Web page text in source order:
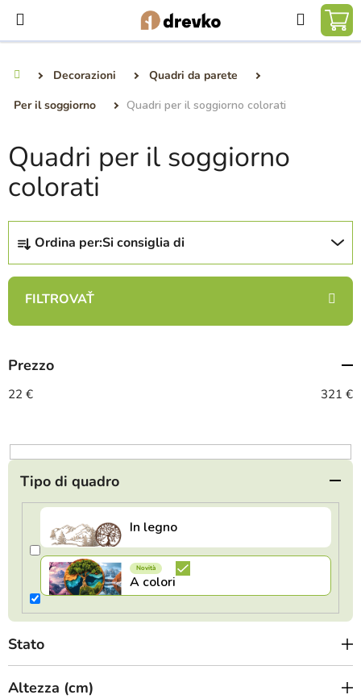
contenuto
Ricerca
Decorazioni
Quadri da parete
Per il soggiorno
Quadri per il soggiorno colorati
Quadri per il soggiorno
colorati
O
d
n
m
e
n
o
d
t
t
i
Ordina per:Si consiglia di
Prezzo
22 € 321 €
Tipo di quadro
Stato
Altezza (cm)